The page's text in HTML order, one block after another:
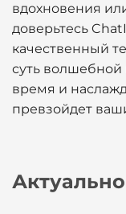
вдохновения
доверьтесь
качественный
суть волшебной
время и
превзойдет
Актуально